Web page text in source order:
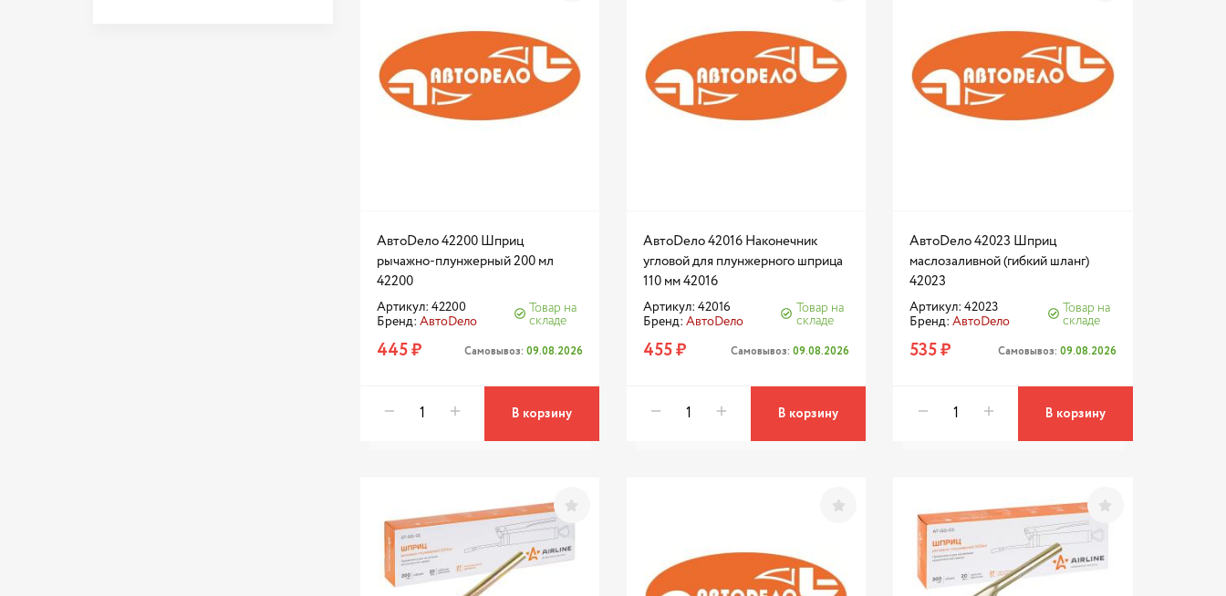
АвтоDело 42200 Шприц
рычажно-плунжерный 200 мл
42200
Артикул: 42200
Бренд: АвтоDело
Товар на
складе
445 ₽ Самовывоз: 09.08.2026
В корзину
АвтоDело 42016 Наконечник
угловой для плунжерного шприца
110 мм 42016
Артикул: 42016
Бренд: АвтоDело
Товар на
складе
455 ₽ Самовывоз:09.08.2026
В корзину
АвтоDело 42023 Шприц
маслозаливной (гибкий шланг)
42023
Артикул: 42023
Бренд:АвтоDело
Товар на
складе
535 ₽ Самовывоз: 09.08.2026
В корзину